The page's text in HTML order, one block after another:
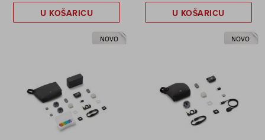
U KOŠARICU U KOŠARICU
NOVO NOVO